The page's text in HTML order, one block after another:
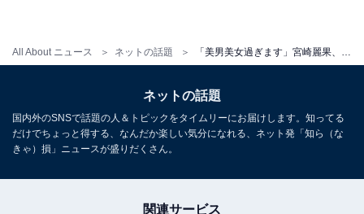
All About ニュース ネットの話題
ネットの話題
国内外のSNSで話題の人＆トピックをタイムリーにお届けします。知ってる
だけでちょっと得する、なんだか楽しい気分になれる、ネット発「知ら（な
きゃ）損」ニュースが盛りだくさん。
関連サービス